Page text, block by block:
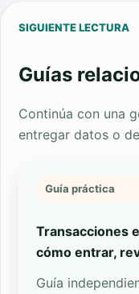
SIGUIENTE LECTURA
Guías
Continúa con una
entregar datos o
Guía práctica
Transacciones
cómo entrar,
Guía